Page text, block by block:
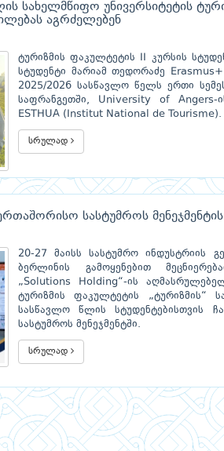
სახელმწიფო უნივერსიტეტის
აგრძელებენ
ტურიზმის ფაკულტეტის II კურსის
სტუდენტი მარიამ თედორაძე
2025/2026 სასწავლო წელს ერთი
საფრანგეთში, University of Angers-
ESTHUA (Institut National de Tourisme).
სრულად
სასტუმროს
20-27 მაისს სასტუმრო ინდუსტრიის
ბერლინის გამოყენებით
„Solutions Holding“-ის
ტურიზმის ფაკულტეტის „ტურიზმის“
სასწავლო წლის სტუდენტებისთვის
სასტუმროს მენეჯმენტში.
სრულად